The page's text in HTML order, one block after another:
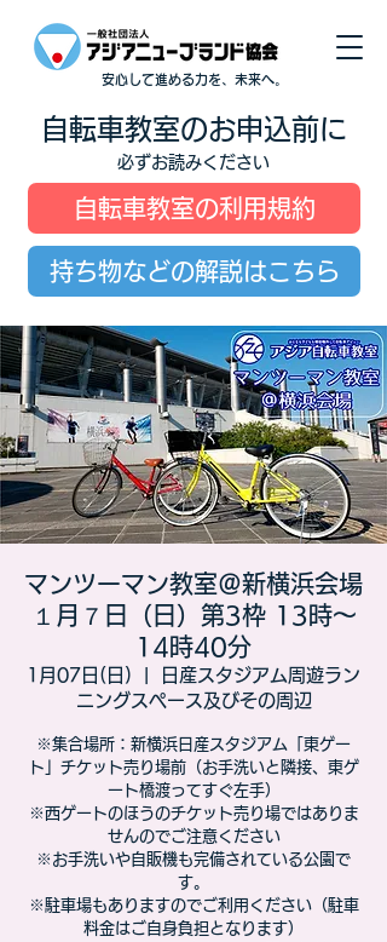
安心して進める力を、未来へ。
自転車教室のお申込前に
必ずお読みください
自転車教室の利用規約
持ち物などの解説はこちら
マンツーマン教室＠新横浜会場
１月７日（日）第3枠 13時～
14時40分
1月07日(日)
日産スタジアム周遊ラン
ニングスペース及びその周辺
※集合場所：新横浜日産スタジアム「東ゲー
ト」チケット売り場前（お手洗いと隣接、東ゲ
ート橋渡ってすぐ左手）
※西ゲートのほうのチケット売り場ではありま
せんのでご注意ください
※お手洗いや自販機も完備されている公園で
す。
※駐車場もありますのでご利用ください（駐車
料金はご自身負担となります）